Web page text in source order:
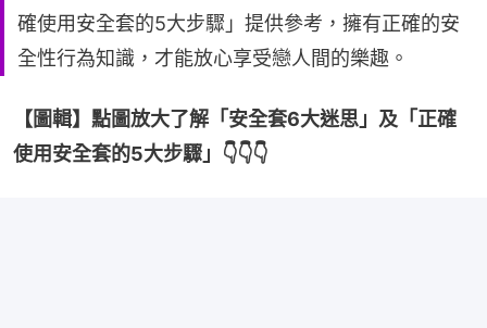
確使用安全套的5大步驟」提供參考，擁有正確的安
全性行為知識，才能放心享受戀人間的樂趣。
【圖輯】點圖放大了解「安全套6大迷思」及「正確
使用安全套的5大步驟」👇👇👇